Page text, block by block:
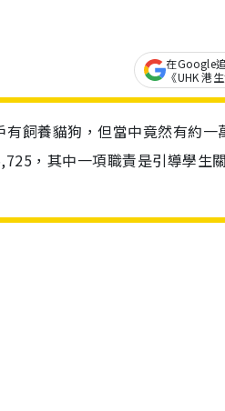
在Google
《UHK 港生
飼養貓狗，但當中竟然有約
，其中一項職責是引導學生